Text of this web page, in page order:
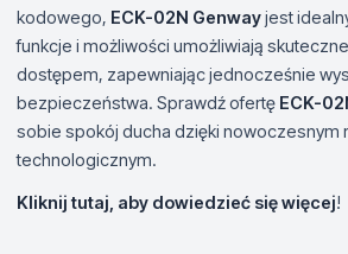
kodowego, ECK-02N Genwayjest
funkcje i możliwości umożliwiają
dostępem, zapewniając jednocześnie
bezpieczeństwa. Sprawdź ofertę ECK-
sobie spokój ducha dzięki nowoczesnym
technologicznym.
Kliknij tutaj, aby dowiedzieć się więcej!